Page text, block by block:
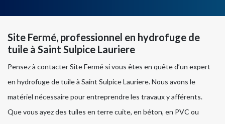
Site Fermé, professionnel en hydrofuge de
tuile à Saint Sulpice Lauriere
Pensez à contacter Site Fermé si vous êtes en quête d’un expert
en hydrofuge de tuile à Saint Sulpice Lauriere. Nous avons le
matériel nécessaire pour entreprendre les travaux y afférents.
Que vous ayez des tuiles en terre cuite, en béton, en PVC ou